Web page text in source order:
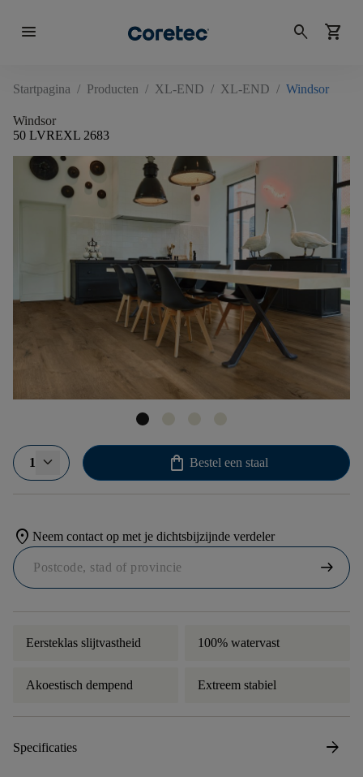
menu search shopping_cart
Startpagina / Producten / XL-END / XL-END / Windsor
Windsor
50 LVREXL 2683
1 shopping_bag Bestel een staal
location_on Neem contact op met je dichtsbijzijnde verdeler
arrow_right_alt
Eersteklas slijtvastheid 100% watervast
Akoestisch dempend Extreem stabiel
Specificaties arrow_forward